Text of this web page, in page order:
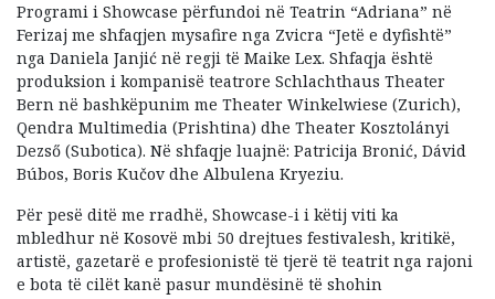
Programi i Showcase përfundoi në Teatrin “Adriana” në
Ferizaj me shfaqjen mysafire nga Zvicra “Jetë e dyfishtë”
nga Daniela Janjić në regji të Maike Lex. Shfaqja është
produksion i kompanisë teatrore Schlachthaus Theater
Bern në bashkëpunim me Theater Winkelwiese (Zurich),
Qendra Multimedia (Prishtina) dhe Theater Kosztolányi
Dezső (Subotica). Në shfaqje luajnë: Patricija Bronić, Dávid
Búbos, Boris Kučov dhe Albulena Kryeziu.
Për pesë ditë me rradhë, Showcase-i i këtij viti ka
mbledhur në Kosovë mbi 50 drejtues festivalesh, kritikë,
artistë, gazetarë e profesionistë të tjerë të teatrit nga rajoni
e bota të cilët kanë pasur mundësinë të shohin